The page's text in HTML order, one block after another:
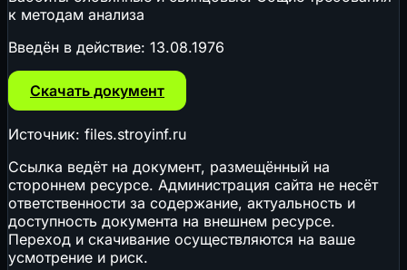
к методам анализа
Введён в действие: 13.08.1976
Скачать документ
Источник: files.stroyinf.ru
Ссылка ведёт на документ, размещённый на
стороннем ресурсе. Администрация сайта не несёт
ответственности за содержание, актуальность и
доступность документа на внешнем ресурсе.
Переход и скачивание осуществляются на ваше
усмотрение и риск.